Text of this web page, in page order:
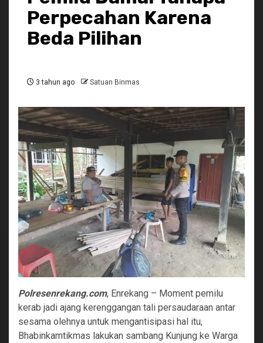
Perpecahan Karena
Beda Pilihan
3 tahun ago Satuan Binmas
Polresenrekang.com, Enrekang – Moment pemilu
kerab jadi ajang kerenggangan tali persaudaraan antar
sesama olehnya untuk mengantisipasi hal itu,
Bhabinkamtikmas lakukan sambang Kunjung ke Warga